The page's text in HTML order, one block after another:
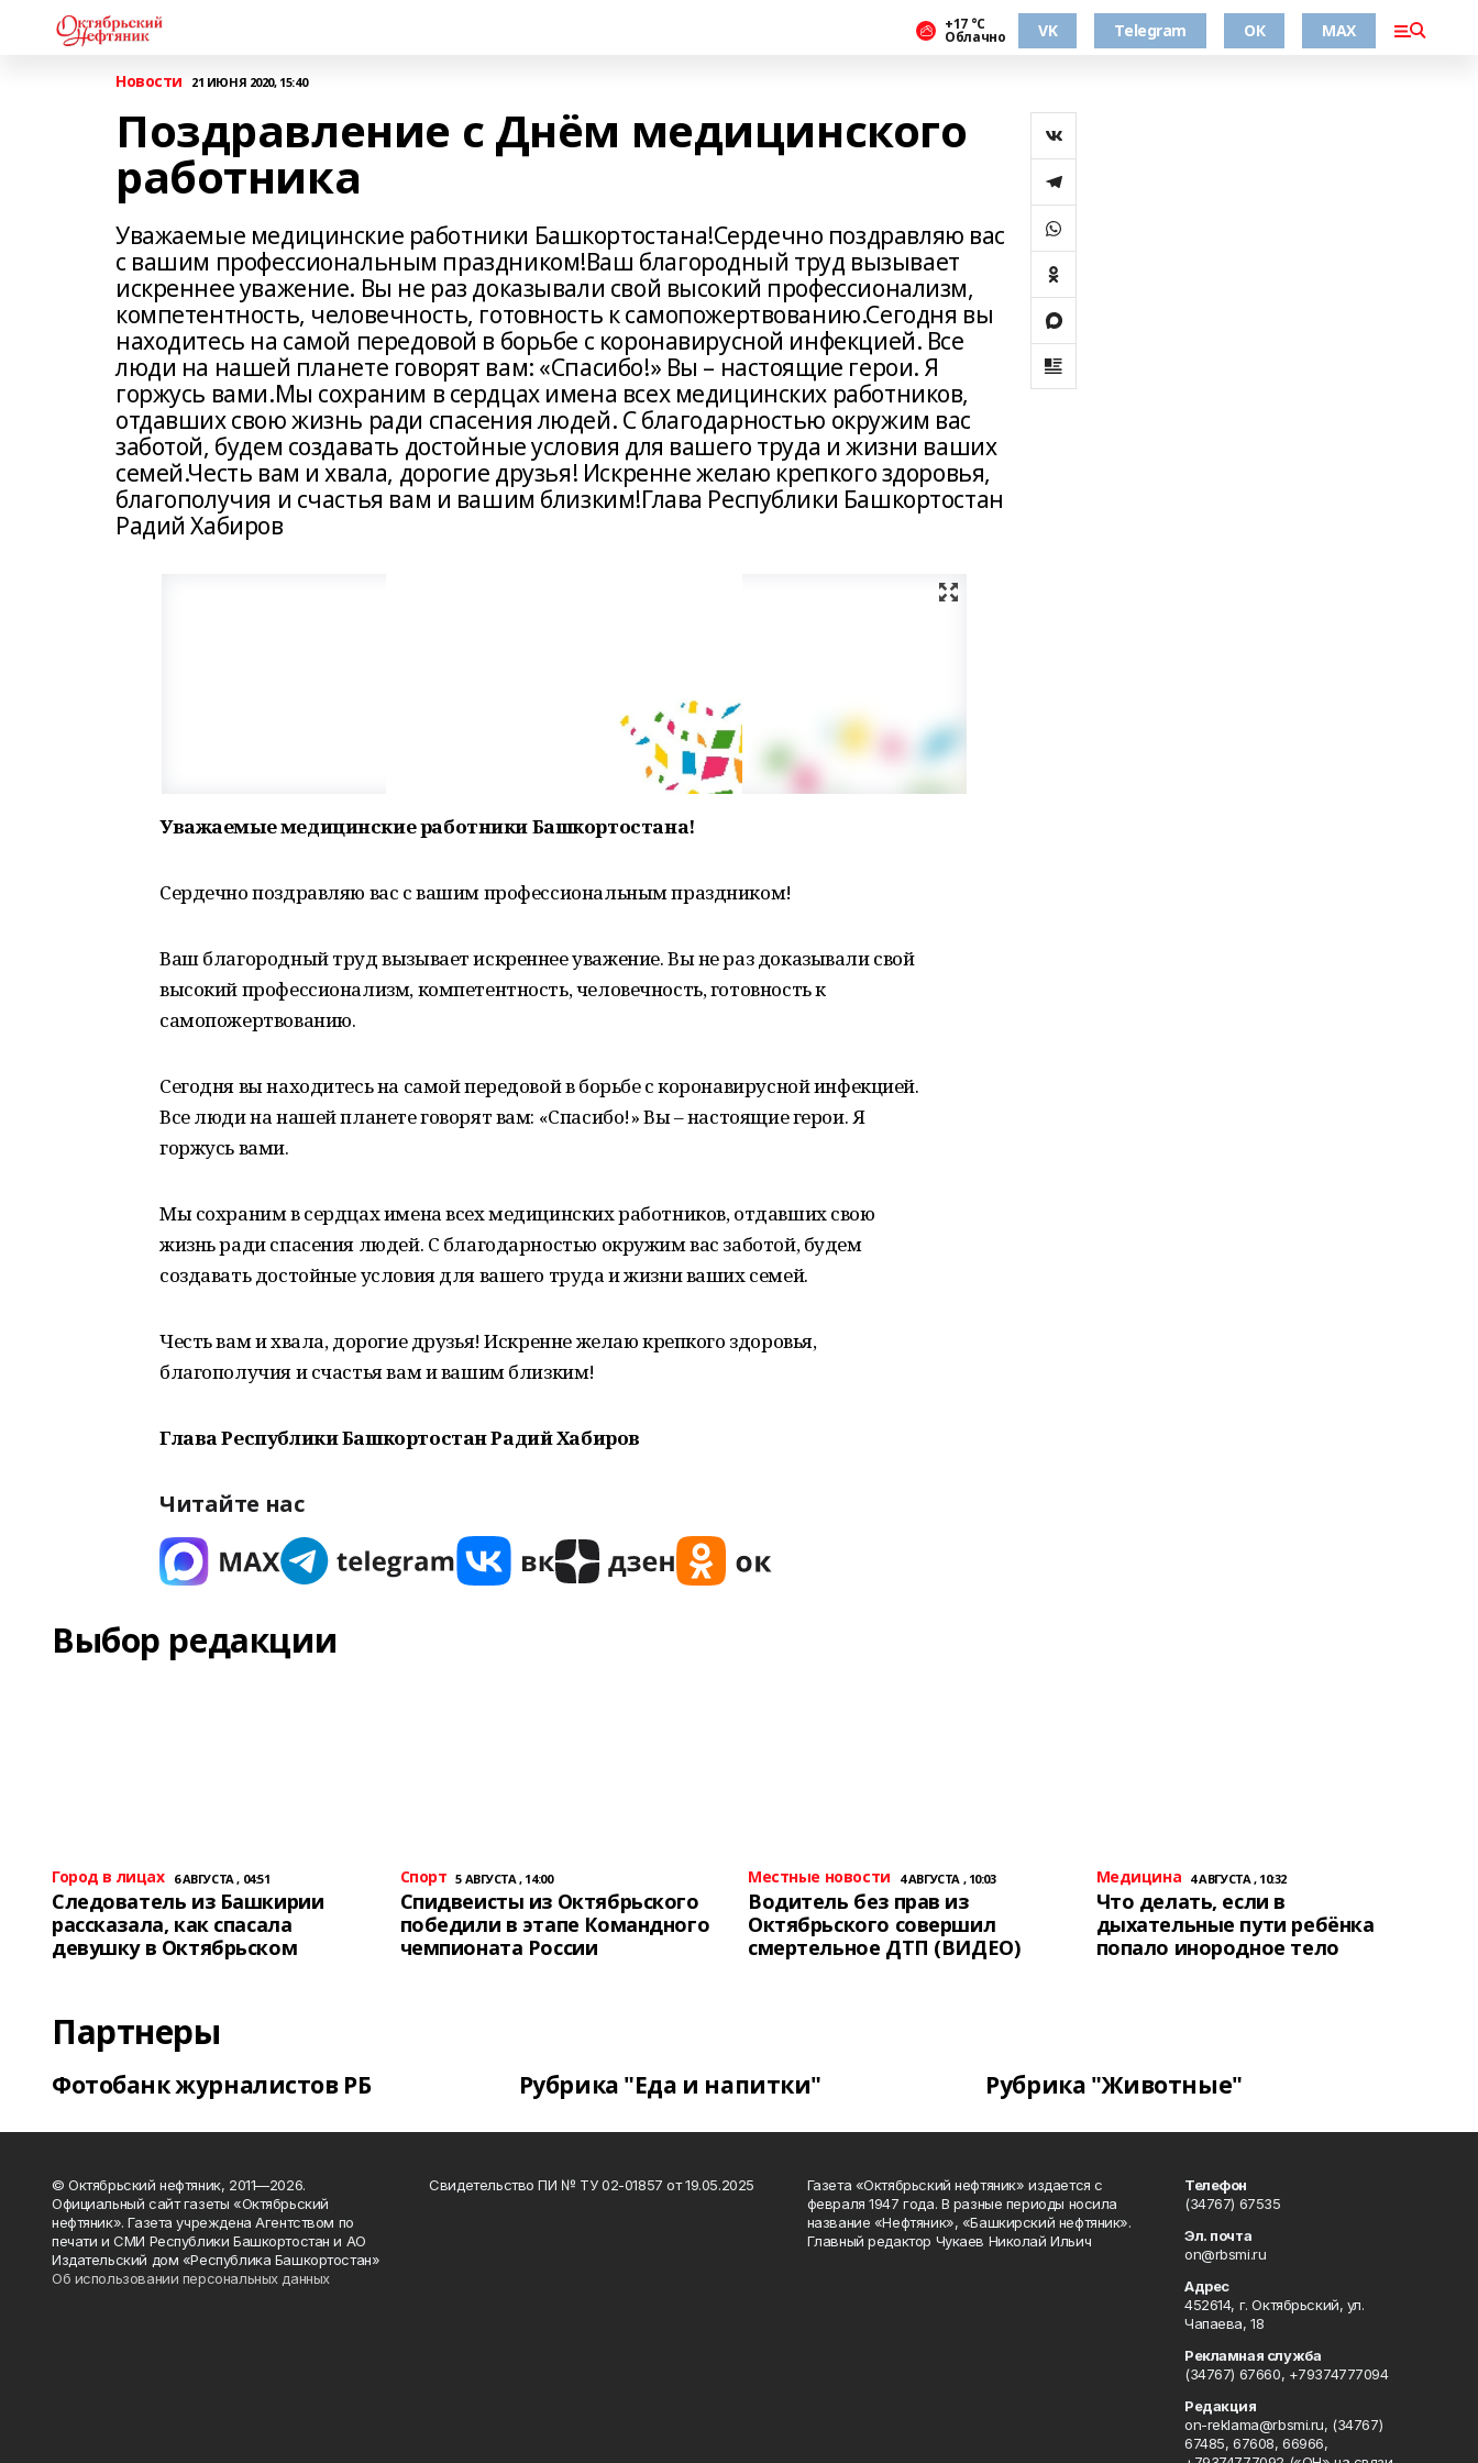
+17 °С
Облачно VK Telegram ОК MAX
Новости 21 ИЮНЯ 2020, 15:40
Поздравление с Днём медицинского
работника
Уважаемые медицинские работники Башкортостана!Сердечно поздравляю вас
с вашим профессиональным праздником!Ваш благородный труд вызывает
искреннее уважение. Вы не раз доказывали свой высокий профессионализм,
компетентность, человечность, готовность к самопожертвованию.Сегодня вы
находитесь на самой передовой в борьбе с коронавирусной инфекцией. Все
люди на нашей планете говорят вам: «Спасибо!» Вы – настоящие герои. Я
горжусь вами.Мы сохраним в сердцах имена всех медицинских работников,
отдавших свою жизнь ради спасения людей. С благодарностью окружим вас
заботой, будем создавать достойные условия для вашего труда и жизни ваших
семей.Честь вам и хвала, дорогие друзья! Искренне желаю крепкого здоровья,
благополучия и счастья вам и вашим близким!Глава Республики Башкортостан
Радий Хабиров
Уважаемые медицинские работники Башкортостана!
Сердечно поздравляю вас с вашим профессиональным праздником!
Ваш благородный труд вызывает искреннее уважение. Вы не раз доказывали свой
высокий профессионализм, компетентность, человечность, готовность к
самопожертвованию.
Сегодня вы находитесь на самой передовой в борьбе с коронавирусной инфекцией.
Все люди на нашей планете говорят вам: «Спасибо!» Вы – настоящие герои. Я
горжусь вами.
Мы сохраним в сердцах имена всех медицинских работников, отдавших свою
жизнь ради спасения людей. С благодарностью окружим вас заботой, будем
создавать достойные условия для вашего труда и жизни ваших семей.
Честь вам и хвала, дорогие друзья! Искренне желаю крепкого здоровья,
благополучия и счастья вам и вашим близким!
Глава Республики Башкортостан Радий Хабиров
Читайте нас
Выбор редакции
Город в лицах 6 АВГУСТА , 04:51
Следователь из Башкирии
рассказала, как спасала
девушку в Октябрьском
Спорт 5 АВГУСТА , 14:00
Спидвеисты из Октябрьского
победили в этапе Командного
чемпионата России
Местные новости 4 АВГУСТА , 10:03
Водитель без прав из
Октябрьского совершил
смертельное ДТП (ВИДЕО)
Медицина 4 АВГУСТА , 10:32
Что делать, если в
дыхательные пути ребёнка
попало инородное тело
Партнеры
Фотобанк журналистов РБ Рубрика "Еда и напитки" Рубрика "Животные"
© Октябрьский нефтяник, 2011—2026.
Официальный сайт газеты «Октябрьский
нефтяник». Газета учреждена Агентством по
печати и СМИ Республики Башкортостан и АО
Издательский дом «Республика Башкортостан»
Об использовании персональных данных
Свидетельство ПИ № ТУ 02-01857 от 19.05.2025
Газета «Октябрьский нефтяник» издается с
февраля 1947 года. В разные периоды носила
название «Нефтяник», «Башкирский нефтяник».
Главный редактор Чукаев Николай Ильич
Телефон
(34767) 67535
Эл. почта
on@rbsmi.ru
Адрес
452614, г. Октябрьский, ул.
Чапаева, 18
Рекламная служба
(34767) 67660, +79374777094
Редакция
on-reklama@rbsmi.ru, (34767)
67485, 67608, 66966,